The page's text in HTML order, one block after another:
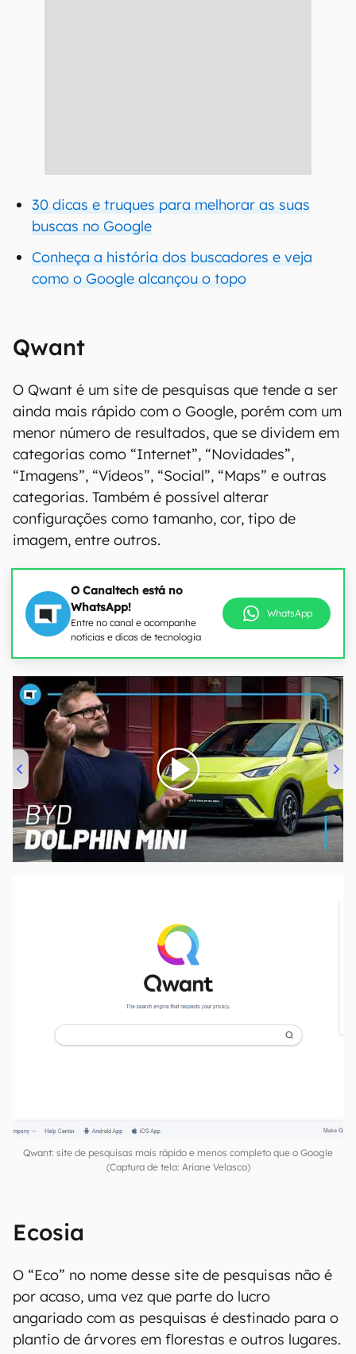
30 dicas e truques para melhorar as suas
buscas no Google
Conheça a história dos buscadores e veja
como o Google alcançou o topo
Qwant
O Qwant é um site de pesquisas que tende a ser
ainda mais rápido com o Google, porém com um
menor número de resultados, que se dividem em
categorias como “Internet”, “Novidades”,
“Imagens”, “Vídeos”, “Social”, “Maps” e outras
categorias. Também é possível alterar
configurações como tamanho, cor, tipo de
imagem, entre outros.
O Canaltech está no
WhatsApp!
Entre no canal e acompanhe
notícias e dicas de tecnologia
WhatsApp
00:00/04:07
Qwant: site de pesquisas mais rápido e menos completo que o Google
(Captura de tela: Ariane Velasco)
Ecosia
O “Eco” no nome desse site de pesquisas não é
por acaso, uma vez que parte do lucro
angariado com as pesquisas é destinado para o
plantio de árvores em florestas e outros lugares.